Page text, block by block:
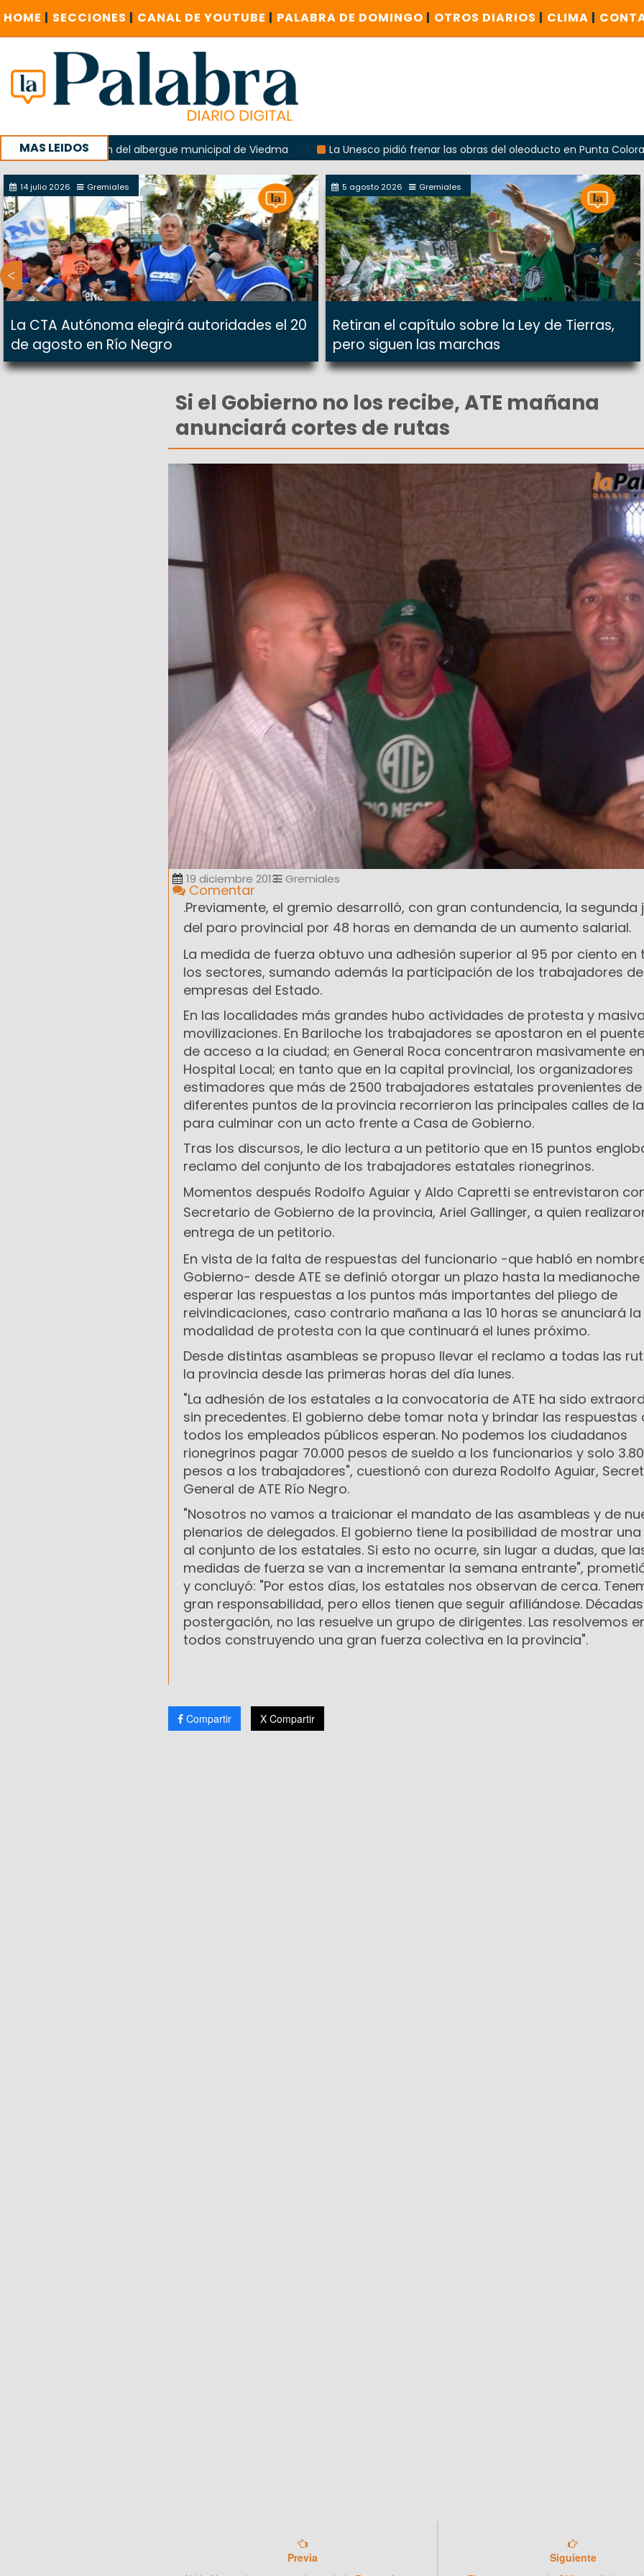
HOME | SECCIONES | CANAL DE YOUTUBE | PALABRA DE DOMINGO | OTROS DIARIOS | CLIMA |
MAS LEIDOS
explosión del albergue municipal de Viedma La Unesco pidió frenar las obras del oleoducto en Punta Colorada
con un encuentro provincial en Roca
14 julio 2026 Gremiales
La CTA Autónoma elegirá autoridades el 20
de agosto en Río Negro
5 agosto 2026 Gremiales
Retiran el capítulo sobre la Ley de Tierras,
pero siguen las marchas
Si el Gobierno no los recibe, ATE mañana
anunciará cortes de rutas
19 diciembre 2013 Gremiales
Comentar
.Previamente, el gremio desarrolló, con gran contundencia, la segunda
del paro provincial por 48 horas en demanda de un aumento salarial.
La medida de fuerza obtuvo una adhesión superior al 95 por ciento en
los sectores, sumando además la participación de los trabajadores
empresas del Estado.
En las localidades más grandes hubo actividades de protesta y
movilizaciones. En Bariloche los trabajadores se apostaron en el
de acceso a la ciudad; en General Roca concentraron masivamente
Hospital Local; en tanto que en la capital provincial, los organizadores
estimadores que más de 2500 trabajadores estatales provenientes de
diferentes puntos de la provincia recorrieron las principales calles de
para culminar con un acto frente a Casa de Gobierno.
Tras los discursos, le dio lectura a un petitorio que en 15 puntos
reclamo del conjunto de los trabajadores estatales rionegrinos.
Momentos después Rodolfo Aguiar y Aldo Capretti se entrevistaron
Secretario de Gobierno de la provincia, Ariel Gallinger, a quien
entrega de un petitorio.
En vista de la falta de respuestas del funcionario -que habló en
Gobierno- desde ATE se definió otorgar un plazo hasta la
esperar las respuestas a los puntos más importantes del pliego de
reivindicaciones, caso contrario mañana a las 10 horas se anunciará la
modalidad de protesta con la que continuará el lunes próximo.
Desde distintas asambleas se propuso llevar el reclamo a todas las
la provincia desde las primeras horas del día lunes.
"La adhesión de los estatales a la convocatoria de ATE ha sido
sin precedentes. El gobierno debe tomar nota y brindar las respuestas
todos los empleados públicos esperan. No podemos los ciudadanos
rionegrinos pagar 70.000 pesos de sueldo a los funcionarios y solo
pesos a los trabajadores", cuestionó con dureza Rodolfo Aguiar,
General de ATE Río Negro.
"Nosotros no vamos a traicionar el mandato de las asambleas y de
plenarios de delegados. El gobierno tiene la posibilidad de mostrar
al conjunto de los estatales. Si esto no ocurre, sin lugar a dudas, que
medidas de fuerza se van a incrementar la semana entrante",
y concluyó: "Por estos días, los estatales nos observan de cerca.
gran responsabilidad, pero ellos tienen que seguir afiliándose.
postergación, no las resuelve un grupo de dirigentes. Las resolvemos
todos construyendo una gran fuerza colectiva en la provincia".
Compartir X Compartir
Previa
Siguiente